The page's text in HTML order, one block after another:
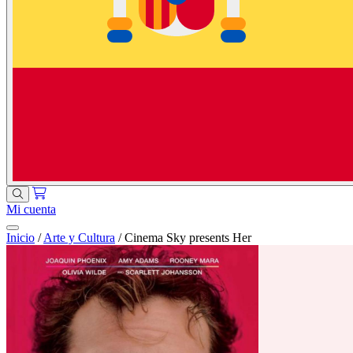
Mi cuenta
Inicio / Arte y Cultura / Cinema Sky presents Her